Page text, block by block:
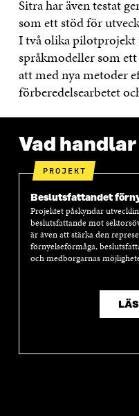
Sitra har även testat
som ett stöd för
I två olika pilotprojekt
språkmodeller som
att med nya metoder
förberedelsearbetet
Vad handlar
PROJEKT
Beslutsfattandet
Projektet påskyndar
beslutsfattande mot
är även att stärka den
förnyelseförmåga,
och medborgarnas